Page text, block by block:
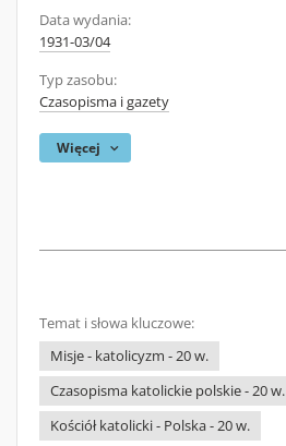
Data wydania:
1931-03/04
Typ zasobu:
Czasopisma i gazety
Więcej
Temat i słowa kluczowe:
Misje - katolicyzm - 20 w.
Czasopisma katolickie polskie - 20 w.
Kościół katolicki - Polska - 20 w.